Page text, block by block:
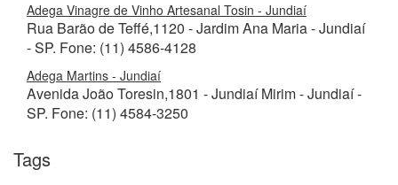
Adega Vinagre de Vinho Artesanal Tosin - Jundiaí
Rua Barão de Teffé,1120 - Jardim Ana Maria - Jundiaí
- SP. Fone: (11) 4586-4128
Adega Martins - Jundiaí
Avenida João Toresin,1801 - Jundiaí Mirim - Jundiaí -
SP. Fone: (11) 4584-3250
Tags